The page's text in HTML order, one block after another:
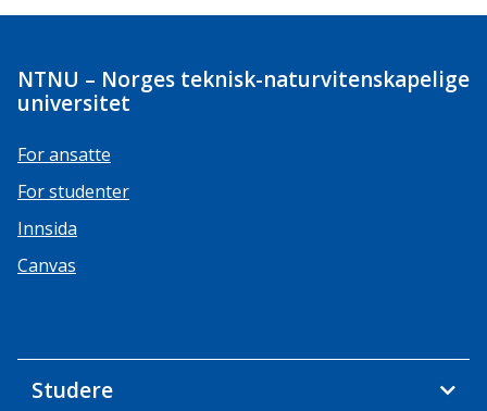
NTNU – Norges teknisk-naturvitenskapelige
universitet
For ansatte
For studenter
Innsida
Canvas
Studere